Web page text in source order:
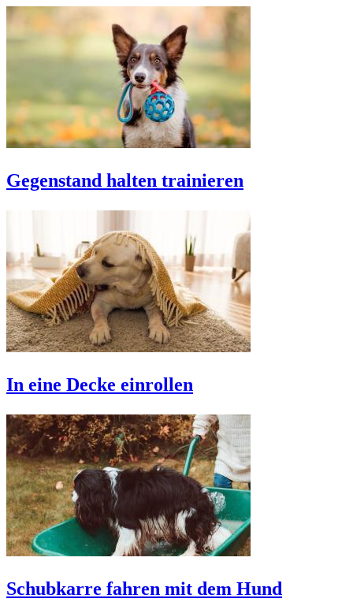
Gegenstand halten trainieren
In eine Decke einrollen
Schubkarre fahren mit dem Hund